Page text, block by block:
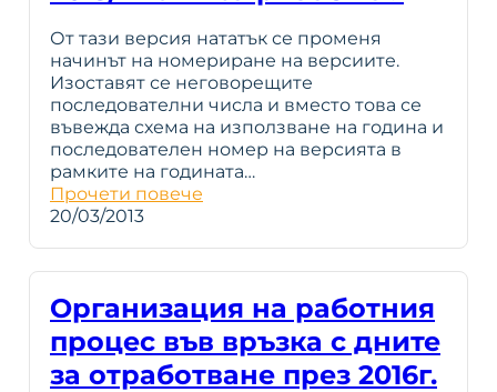
От тази версия нататък се променя
начинът на номериране на версиите.
Изоставят се неговорeщите
последователни числа и вместо това се
въвежда схема на използване на година и
последователен номер на версията в
рамките на годината…
Прочети повече
20/03/2013
Организация на работния
процес във връзка с дните
за отработване през 2016г.